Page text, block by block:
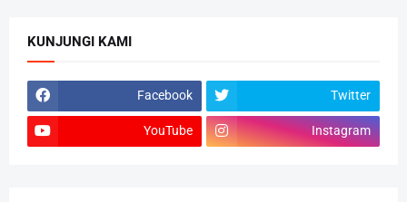
KUNJUNGI KAMI
Facebook Twitter
YouTube Instagram